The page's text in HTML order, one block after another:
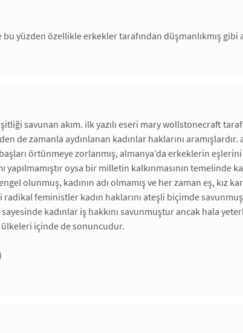
bu yüzden özellikle erkekler tarafından düşmanlıkmış gibi
savunan akım. ilk yazılı eseri mary wollstonecraft
de zamanla aydınlanan kadınlar haklarını
örtünmeye zorlanmış, almanya’da erkeklerin eşlerini
yapılmamıştır oysa bir milletin kalkınmasının
olunmuş, kadının adı olmamış ve her zaman eş, kız
feministler kadın haklarını ateşli biçimde
kadınlar iş hakkını savunmuştur ancak hala
ülkeleri içinde de sonuncudur.